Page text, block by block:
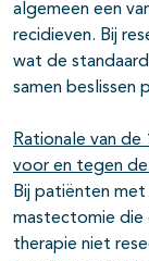
algemeen een
recidieven. Bij
wat de
samen beslissen
Rationale van de
voor en tegen
Bij patiënten
mastectomie die
therapie niet